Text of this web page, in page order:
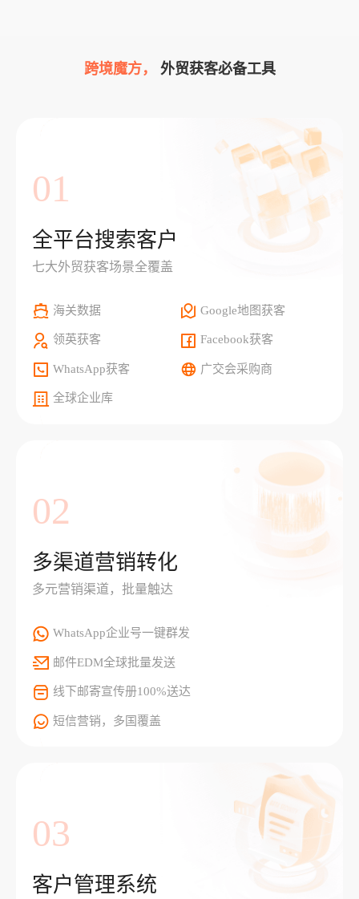
跨境魔方， 外贸获客必备工具
01
全平台搜索客户
七大外贸获客场景全覆盖
海关数据 Google地图获客
领英获客 Facebook获客
WhatsApp获客 广交会采购商
全球企业库
02
多渠道营销转化
多元营销渠道，批量触达
WhatsApp企业号一键群发
邮件EDM全球批量发送
线下邮寄宣传册100%送达
短信营销，多国覆盖
03
客户管理系统